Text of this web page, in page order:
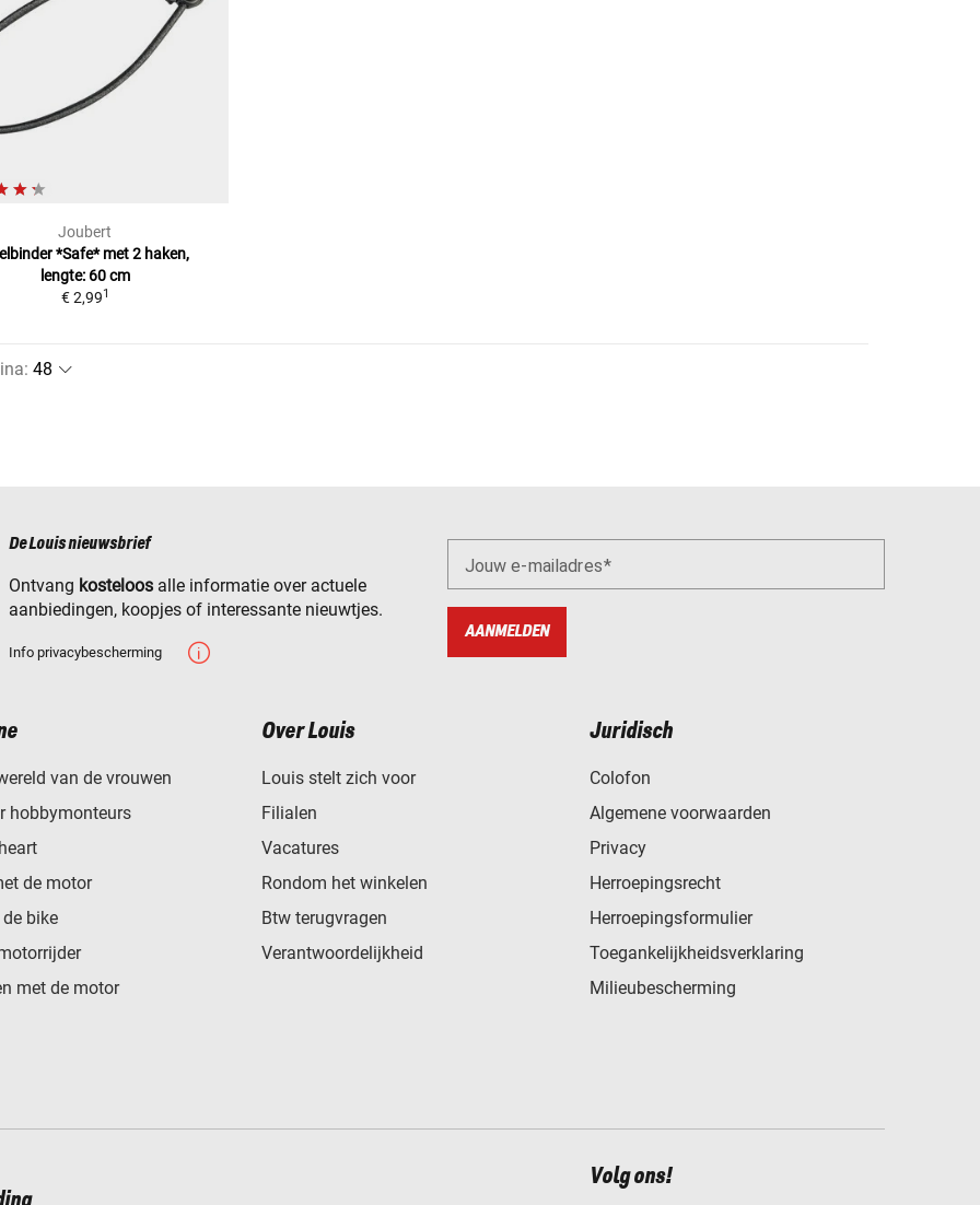
Joubert
*Safe* met 2 haken,
lengte: 60 cm
€ 2,991
:
De Louis nieuwsbrief
Ontvang kosteloos alle informatie over actuele
aanbiedingen, koopjes of interessante nieuwtjes.
Info privacybescherming
Jouw e-mailadres
AANMELDEN
van de vrouwen
hobbymonteurs
de motor
bike
met de motor
Over Louis
Louis stelt zich voor
Filialen
Vacatures
Rondom het winkelen
Btw terugvragen
Verantwoordelijkheid
Juridisch
Colofon
Algemene voorwaarden
Privacy
Herroepingsrecht
Herroepingsformulier
Toegankelijkheidsverklaring
Milieubescherming
Volg ons!